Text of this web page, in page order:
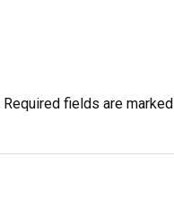
Required fields are marked